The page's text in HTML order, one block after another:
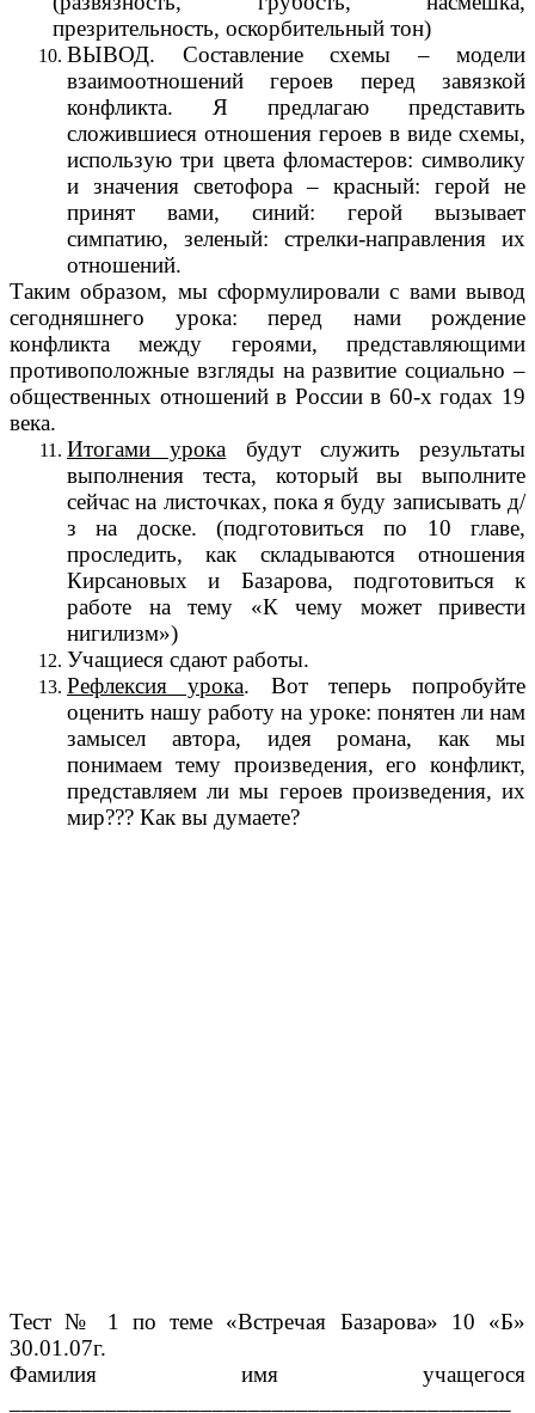
презрительность, оскорбительный тон)
ВЫВОД. Составление схемы – модели
взаимоотношений героев перед завязкой
конфликта. Я предлагаю представить
сложившиеся отношения героев в виде схемы,
использую три цвета фломастеров: символику
и значения светофора – красный: герой не
принят вами, синий: герой вызывает
симпатию, зеленый: стрелки-направления их
отношений.
Таким образом, мы сформулировали с вами вывод
сегодняшнего урока: перед нами рождение
конфликта между героями, представляющими
противоположные взгляды на развитие социально –
общественных отношений в России в 60-х годах 19
века.
Итогами урока будут служить результаты
выполнения теста, который вы выполните
сейчас на листочках, пока я буду записывать д/
з на доске. (подготовиться по 10 главе,
проследить, как складываются отношения
Кирсановых и Базарова, подготовиться к
работе на тему «К чему может привести
нигилизм»)
Учащиеся сдают работы.
Рефлексия урока. Вот теперь попробуйте
оценить нашу работу на уроке: понятен ли нам
замысел автора, идея романа, как мы
понимаем тему произведения, его конфликт,
представляем ли мы героев произведения, их
мир??? Как вы думаете?
Тест № 1 по теме «Встречая Базарова» 10 «Б»
30.01.07г.
Фамилия имя учащегося